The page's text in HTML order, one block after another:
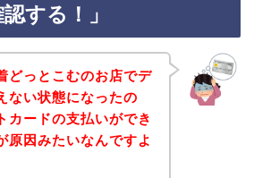
する！」
どっとこむのお店でデ
ない状態になったの
カードの支払いができ
原因みたいなんですよ